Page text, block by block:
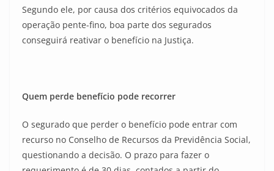
Segundo ele, por causa dos critérios equivocados da
operação pente-fino, boa parte dos segurados
conseguirá reativar o benefício na Justiça.
Quem perde benefício pode recorrer
O segurado que perder o benefício pode entrar com
recurso no Conselho de Recursos da Previdência Social,
questionando a decisão. O prazo para fazer o